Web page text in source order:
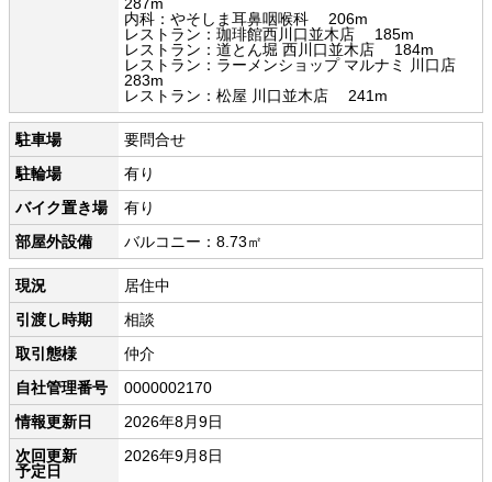
287m
内科：やそしま耳鼻咽喉科 206m
レストラン：珈琲館西川口並木店 185m
レストラン：道とん堀 西川口並木店 184m
レストラン：ラーメンショップ マルナミ 川口店
283m
レストラン：松屋 川口並木店 241m
駐車場
要問合せ
駐輪場
有り
バイク置き場
有り
部屋外設備
バルコニー：8.73㎡
現況
居住中
引渡し時期
相談
取引態様
仲介
自社管理番号
0000002170
情報更新日
2026年8月9日
次回更新
予定日
2026年9月8日